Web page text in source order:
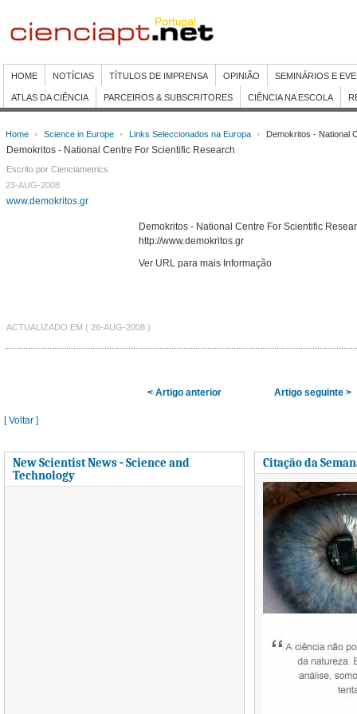
HOME NOTÍCIAS TÍTULOS DE IMPRENSA OPINIÃO SEMINÁRIOS E
ATLAS DA CIÊNCIA PARCEIROS & SUBSCRITORES CIÊNCIA NA ESCOLA
Home Science in Europe Links Seleccionados na Europa Demokritos - National
Demokritos - National Centre For Scientific Research
Escrito por Cienciametrics
23-AUG-2008
www.demokritos.gr
Demokritos - National Centre For Scientific
http://www.demokritos.gr
Ver URL para mais Informação
ACTUALIZADO EM ( 26-AUG-2008 )
< Artigo anterior Artigo seguinte >
[ Voltar ]
New Scientist News - Science and
Technology
Citação da